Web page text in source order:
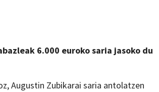
6.000 euroko saria jasoko du
Augustin Zubikarai saria antolatzen